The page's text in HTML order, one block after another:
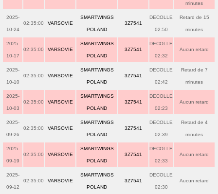
minutes
2025-
10-24
02:35:00 VARSOVIE
SMARTWINGS
POLAND
3Z7541
DECOLLE
02:50
Retard de 15
minutes
2025-
10-17
02:35:00 VARSOVIE
SMARTWINGS
POLAND
3Z7541
DECOLLE
02:32
Aucun retard
2025-
10-10
02:35:00 VARSOVIE
SMARTWINGS
POLAND
3Z7541
DECOLLE
02:42
Retard de 7
minutes
2025-
10-03
02:35:00 VARSOVIE
SMARTWINGS
POLAND
3Z7541
DECOLLE
02:23
Aucun retard
2025-
09-26
02:35:00 VARSOVIE
SMARTWINGS
POLAND
3Z7541
DECOLLE
02:39
Retard de 4
minutes
2025-
09-19
02:35:00 VARSOVIE
SMARTWINGS
POLAND
3Z7541
DECOLLE
02:33
Aucun retard
2025-
09-12
02:35:00 VARSOVIE
SMARTWINGS
POLAND
3Z7541
DECOLLE
02:30
Aucun retard